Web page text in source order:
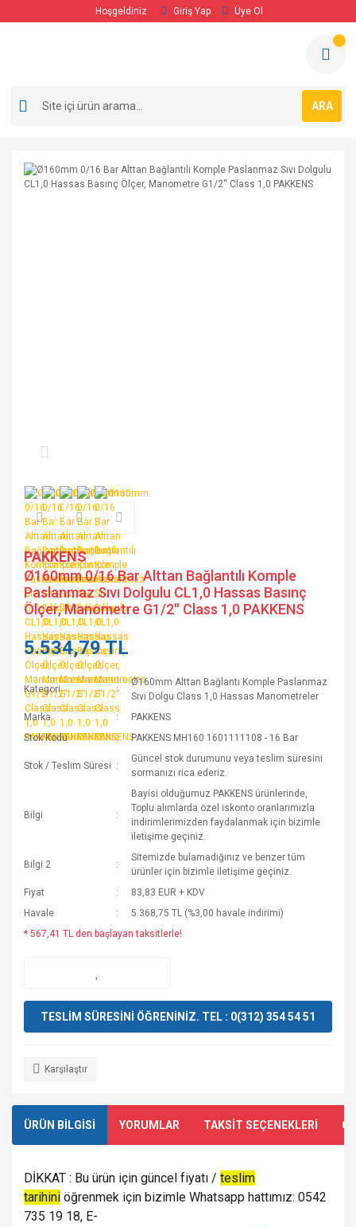
Hoşgeldiniz Giriş Yap Üye Ol
ARA
PAKKENS
Ø160mm 0/16 Bar Alttan Bağlantılı Komple
Paslanmaz Sıvı Dolgulu CL1,0 Hassas Basınç
Ölçer, Manometre G1/2'' Class 1,0 PAKKENS
5.534,79 TL
Kategori
Ø160mm Alttan Bağlantı Komple Paslanmaz
Sıvı Dolgu Class 1,0 Hassas Manometreler
Marka
PAKKENS
Stok Kodu
PAKKENS MH160 1601111108 - 16 Bar
Stok / Teslim Süresi
Güncel stok durumunu veya teslim süresini
sormanızı rica ederiz.
Bilgi
Bayisi olduğumuz PAKKENS ürünlerinde,
Toplu alımlarda özel iskonto oranlarımızla
indirimlerimizden faydalanmak için bizimle
iletişime geçiniz.
Bilgi 2
Sitemizde bulamadığınız ve benzer tüm
ürünler için bizimle iletişime geçiniz.
Fiyat
83,83 EUR + KDV
Havale
5.368,75 TL (%3,00 havale indirimi)
* 567,41 TL den başlayan taksitlerle!
TESLİM SÜRESİNİ ÖĞRENİNİZ. TEL : 0(312) 354 54 51
Karşılaştır
ÜRÜN BİLGİSİ YORUMLAR TAKSİT SEÇENEKLERİ
DİKKAT : Bu ürün için güncel fiyatı / teslim
tarihini öğrenmek için bizimle Whatsapp hattımız: 0542
735 19 18, E-